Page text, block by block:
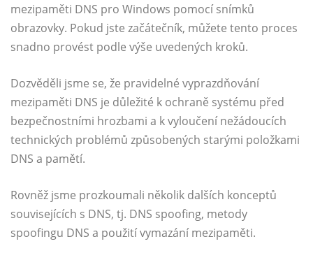
mezipaměti DNS pro Windows pomocí snímků
obrazovky. Pokud jste začátečník, můžete tento proces
snadno provést podle výše uvedených kroků.
Dozvěděli jsme se, že pravidelné vyprazdňování
mezipaměti DNS je důležité k ochraně systému před
bezpečnostními hrozbami a k ​​vyloučení nežádoucích
technických problémů způsobených starými položkami
DNS a pamětí.
Rovněž jsme prozkoumali několik dalších konceptů
souvisejících s DNS, tj. DNS spoofing, metody
spoofingu DNS a použití vymazání mezipaměti.